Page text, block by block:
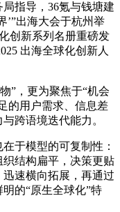
指导，36氪与钱塘建
’”出海大会于杭州举
创新系列名册重磅发
出海全球化创新人
”，更为聚焦于“机会
的用户需求、信息差
跨语境迭代能力。
于模型的可复制性：
结构扁平，决策更贴
速横向拓展，再通过
的“原生全球化”特